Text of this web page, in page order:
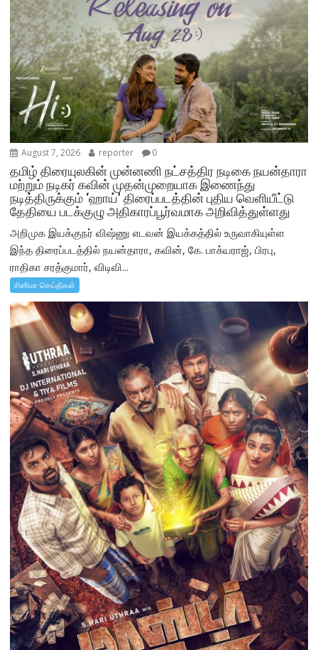
August 7, 2026 reporter 0
தமிழ் திரையுலகின் முன்னணி நட்சத்திர நடிகை நயன்தாரா
மற்றும் நடிகர் கவின் முதன்முறையாக இணைந்து
நடித்திருக்கும் ‘ஹாய்’ திரைப்படத்தின் புதிய வெளியீட்டு
தேதியை படக்குழு அதிகாரப்பூர்வமாக அறிவித்துள்ளது
அறிமுக இயக்குநர் விஷ்ணு எடவன் இயக்கத்தில் உருவாகியுள்ள
இந்த திரைப்படத்தில் நயன்தாரா, கவின், கே. பாக்யராஜ், பிரபு,
ராதிகா சரத்குமார், விடிவி...
சினிமா செய்திகள்